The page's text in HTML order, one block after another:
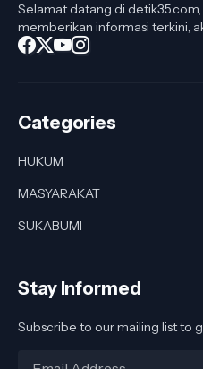
Selamat datang di
memberikan informasi terkini,
Categories
HUKUM
MASYARAKAT
SUKABUMI
Stay Informed
Subscribe to our mailing list to